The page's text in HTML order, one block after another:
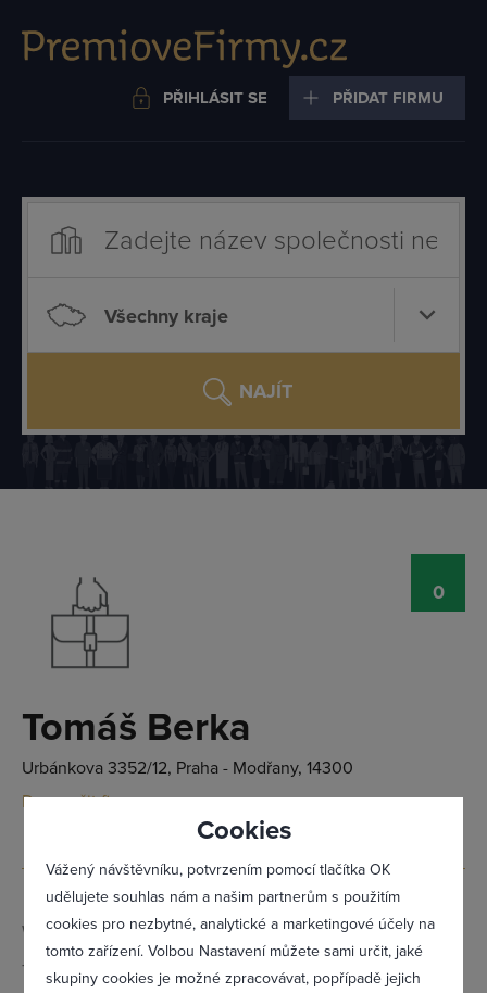
Cookies
Vážený návštěvníku, potvrzením pomocí tlačítka OK
udělujete souhlas nám a našim partnerům s použitím
cookies pro nezbytné, analytické a marketingové účely na
tomto zařízení. Volbou Nastavení můžete sami určit, jaké
skupiny cookies je možné zpracovávat, popřípadě jejich
PŘIHLÁSIT SE PŘIDAT FIRMU
Všechny kraje
NAJÍT
Tomáš Berka
Urbánkova 3352/12, Praha - Modřany, 14300
Doporučit firmu
0
Web: http://www.obchodnbs.cz
Telefon:
Tomáš Berka – +420 605 710 875
Zapomněl(a) jsem heslo